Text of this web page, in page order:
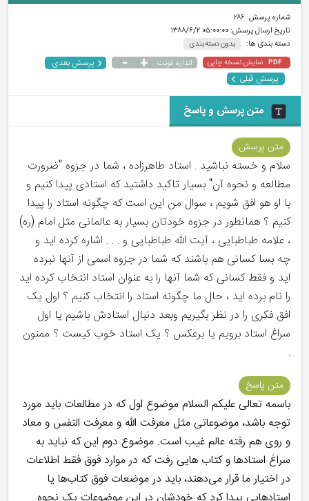
شماره پرسش: ۲۸۶
تاریخ ارسال پرسش:۰۵:۰۰:۰۰ ۱۳۸۸/۶/۲
دسته بندی ها:
بدون دسته بندی
PDF نمایش نسخه چاپی اندازه فونت: +
-
پرسش بعدی
پرسش قبلی
متن پرسش و پاسخ
متن پرسش
سلام و خسته نباشید . استاد طاهرزاده ، شما در جزوه "ضرورت
مطالعه و نحوه آن" بسیار تاکید داشتید که استادی پیدا کنیم و
با او هو افق شویم ، سوال من این است که چگونه استاد را پیدا
کنیم ؟ همانطور در جزوه خودتان بسیار به عالمانی مثل امام (ره)
، علامه طباطبایی ، آیت الله طباطبایی و . . . اشاره کرده اید و
چه بسا کسانی هم باشند که شما در جزوه اسمی از آنها نبرده
اید و فقط کسانی که شما آنها را به عنوان استاد انتخاب کرده اید
را نام برده اید ، حال ما چگونه استاد را انتخاب کنیم ؟ اول یک
افق فکری را در نظر بگیریم وبعد دنبال استادش باشیم یا اول
سراغ استاد برویم یا برعکس ؟ یک استاد خوب کیست ؟ ممنون
.
متن پاسخ
باسمه تعالی علیکم السلام موضوع اول که در مطالعات باید مورد
توجه باشد، موضوعاتی مثل معرفت الله و معرفت النفس و معاد
و روی هم رفته عالم غیب است. موضوع دوم این که نباید به
سراغ استادها و کتاب هایی رفت که در موارد فوق فقط اطلاعات
در اختیار ما قرار می‌دهند، باید در موضعات فوق کتاب‌ها یا